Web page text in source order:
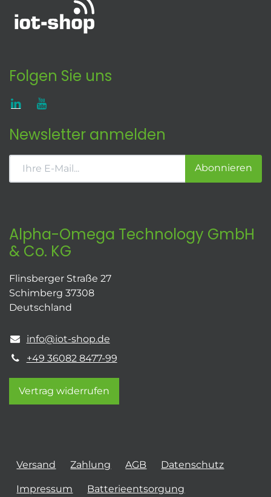
Folgen Sie uns
Newsletter anmelden
Abonnieren
Alpha-Omega Technology GmbH
& Co. KG
Flinsberger Straße 27
Schimberg 37308
Deutschland
info@iot-shop.de
+49 36082 8477-99
Vertrag widerrufen
Versand Zahlung AGB Datenschutz
Impressum Batterieentsorgung